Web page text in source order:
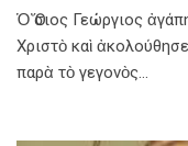
Ὁ Ὅσιος Γεώργιος
Χριστὸ καὶ
παρὰ τὸ γεγονὸς…